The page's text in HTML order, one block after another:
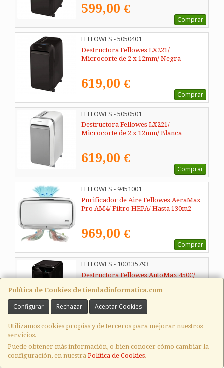
599,00 €
Comprar
FELLOWES - 5050401
Destructora Fellowes LX221/
Microcorte de 2 x 12mm/ Negra
619,00 €
Comprar
FELLOWES - 5050501
Destructora Fellowes LX221/
Microcorte de 2 x 12mm/ Blanca
619,00 €
Comprar
FELLOWES - 9451001
Purificador de Aire Fellowes AeraMax
Pro AM4/ Filtro HEPA/ Hasta 130m2
969,00 €
Comprar
FELLOWES - 100135793
Destructora Fellowes AutoMax 450C/
1.149,08 €
Destructora Fellowes 225Mi/ Corte en
Micropartículas de 2 x 12mm/ Negra
Política de Cookies de tiendadinformatica.com
Configurar Rechazar Aceptar Cookies
Utilizamos cookies propias y de terceros para mejorar nuestros
servicios.
Puede obtener más información, o bien conocer cómo cambiar la
configuración, en nuestra Política de Cookies.